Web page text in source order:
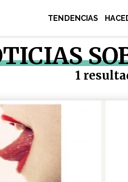
TENDENCIAS
1